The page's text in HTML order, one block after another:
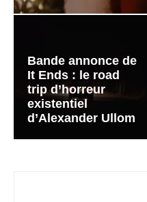
Bande annonce de
It Ends : le road
trip d’horreur
existentiel
d’Alexander Ullom